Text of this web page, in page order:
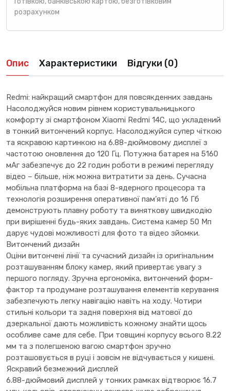
розрахунком
Опис Характеристики Відгуки (0)
Redmi: найкращий смартфон для повсякденних завдань
Насолоджуйся новим рівнем користувальницького
комфорту зі смартфоном Xiaomi Redmi 14C, що укладений
в тонкий витончений корпус. Насолоджуйся супер чіткою
та яскравою картинкою на 6.88-дюймовому дисплеї з
частотою оновлення до 120 Гц. Потужна батарея на 5160
мАг забезпечує до 22 годин роботи в режимі перегляду
відео – більше, ніж можна витратити за день. Сучасна
мобільна платформа на базі 8-ядерного процесора та
технологія розширення оперативної пам’яті до 16 Гб
демонструють плавну роботу та виняткову швидкодію
при вирішенні будь-яких завдань. Система камер 50 Мп
дарує чудові можливості для фото та відео зйомки.
Витончений дизайн
Оціни витончені лінії та сучасний дизайн із оригінальним
розташуванням блоку камер, який привертає увагу з
першого погляду. Зручна ергономіка, витончений форм-
фактор та продумане розташування елементів керування
забезпечують легку навігацію навіть на ходу. Чотири
стильні кольори та задня поверхня від матової до
дзеркальної дають можливість кожному знайти щось
особливе саме для себе. При товщині корпусу всього 8.22
мм та з полегшеною вагою смартфон зручно
розташовується в руці і зовсім не відчувається у кишені.
Яскравий безмежний дисплей
6.88-дюймовий дисплей у тонких рамках відтворює 16.7